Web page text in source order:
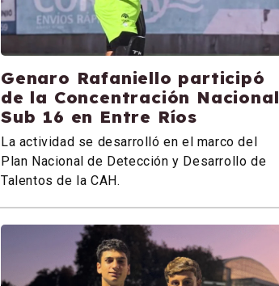
Genaro Rafaniello participó
de la Concentración Nacional
Sub 16 en Entre Ríos
La actividad se desarrolló en el marco del
Plan Nacional de Detección y Desarrollo de
Talentos de la CAH.